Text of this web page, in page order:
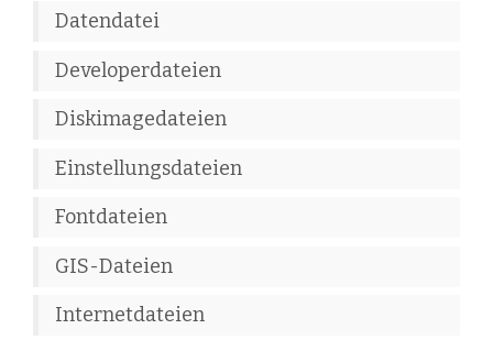
Datendatei
Developerdateien
Diskimagedateien
Einstellungsdateien
Fontdateien
GIS-Dateien
Internetdateien